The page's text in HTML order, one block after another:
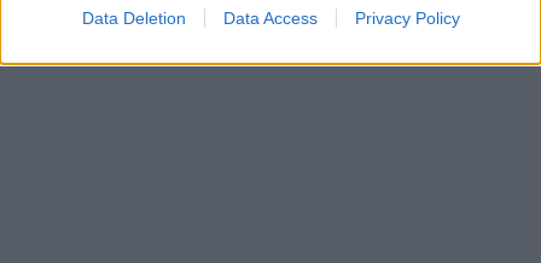
Data Deletion Data Access Privacy Policy